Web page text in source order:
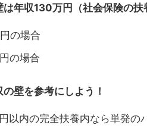
年収130万円（社会保険の扶
の場合
の場合
壁を参考にしよう！
以内の完全扶養内なら単発の